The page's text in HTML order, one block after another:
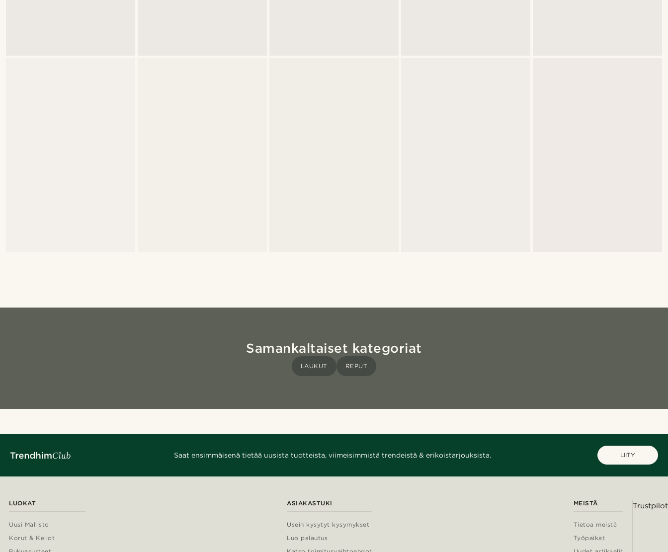
Samankaltaiset kategoriat
LAUKUT REPUT
Saat ensimmäisenä tietää uusista tuotteista, viimeisimmistä trendeistä & erikoistarjouksista. LIITY
LUOKAT
Uusi Mallisto
Korut & Kellot
ASIAKASTUKI
Usein kysytyt kysymykset
Luo palautus
MEISTÄ
Tietoa meistä
Työpaikat
Trustpilot